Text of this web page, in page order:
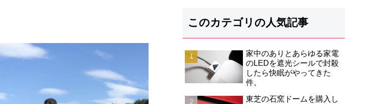
このカテゴリの人気記事
家中のありとあらゆる家電
のLEDを遮光シールで封殺
したら快眠がやってきた
件。
東芝の石窯ドームを購入し